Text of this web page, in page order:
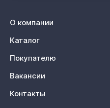
О компании
Каталог
Покупателю
Вакансии
Контакты